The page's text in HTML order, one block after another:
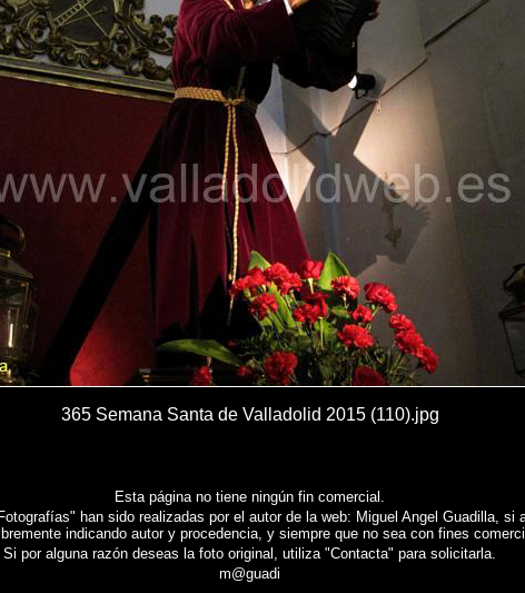
365 Semana Santa de Valladolid 2015 (110).jpg
Esta página no tiene ningún fin comercial.
han sido realizadas por el autor de la web: Miguel Angel Guadilla, si
indicando autor y procedencia, y siempre que no sea con fines
Si por alguna razón deseas la foto original, utiliza "Contacta" para solicitarla.
m@guadi